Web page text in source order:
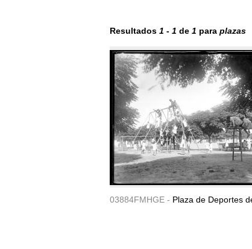
Resultados 1 - 1 de 1 para plazas
03884FMHGE - Plaza de Deportes